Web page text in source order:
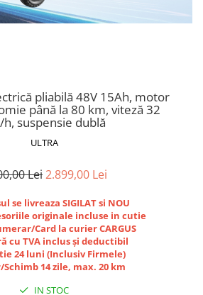
pliabilă 48V 15Ah, motor
până la 80 km, viteză 32
suspensie dublă
ULTRA
Lei2.899,00 Lei
se livreaza SIGILAT si NOU
originale incluse in cutie
Card la curier CARGUS
cu TVA inclus și deductibil
24 luni (Inclusiv Firmele)
14 zile, max. 20 km
IN STOC